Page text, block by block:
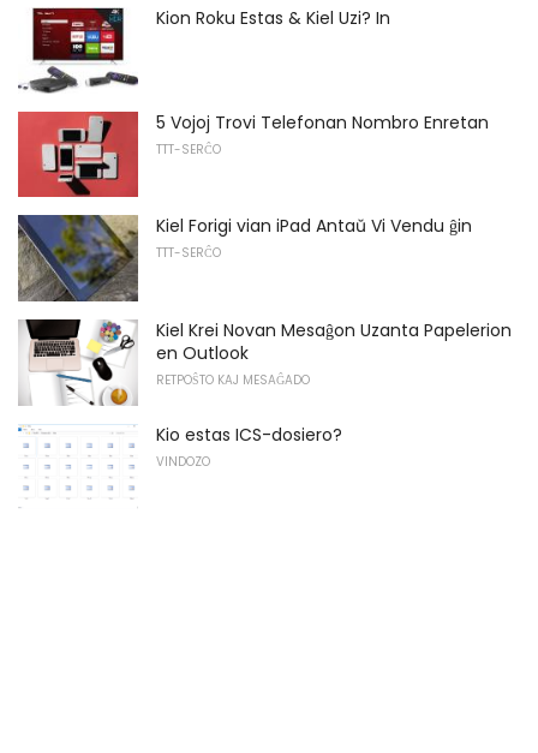
Kion Roku Estas & Kiel Uzi? In
5 Vojoj Trovi Telefonan Nombro Enretan
TTT-SERĈO
Kiel Forigi vian iPad Antaŭ Vi Vendu ĝin
TTT-SERĈO
Kiel Krei Novan Mesaĝon Uzanta Papelerion
en Outlook
RETPOŜTO KAJ MESAĜADO
Kio estas ICS-dosiero?
VINDOZO